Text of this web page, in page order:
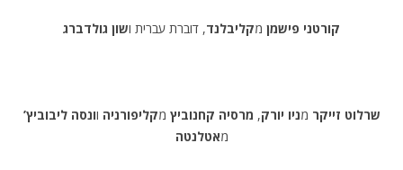
קורטני פישמן מקליבלנד, דוברת עברית ושון גולדברג
שרלוט זייקר מניו יורק, מרסיה קחנוביץ מקליפורניה וונסה ליבוביץ’
מאטלנטה